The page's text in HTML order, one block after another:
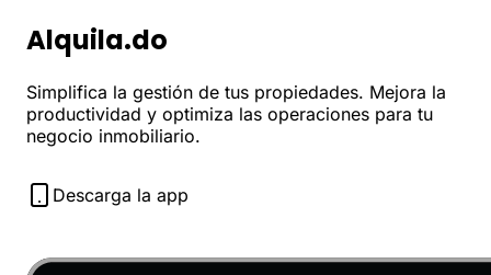
Alquila.do
Simplifica la gestión de tus propiedades. Mejora la
productividad y optimiza las operaciones para tu
negocio inmobiliario.
Descarga la app